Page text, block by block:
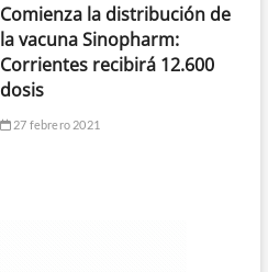
Comienza la distribución de
la vacuna Sinopharm:
Corrientes recibirá 12.600
dosis
27 febrero 2021